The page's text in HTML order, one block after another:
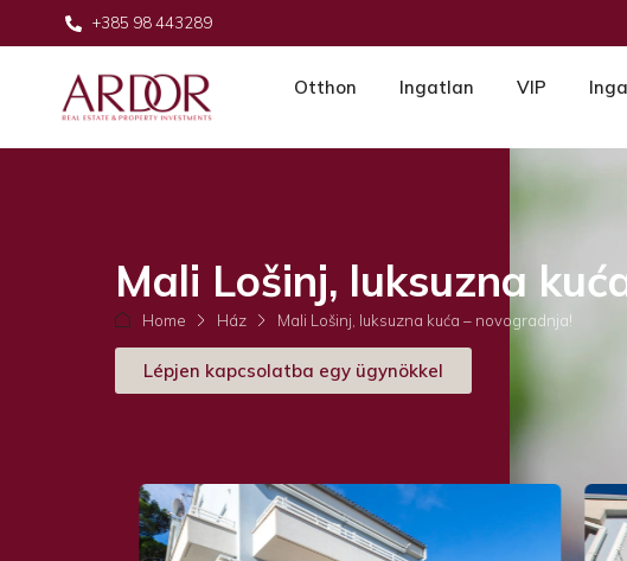
+385 98 443289
Otthon Ingatlan VIP
Mali Lošinj, luksuzna
Home Ház Mali Lošinj, luksuzna kuća – novogradnja!
Lépjen kapcsolatba egy ügynökkel